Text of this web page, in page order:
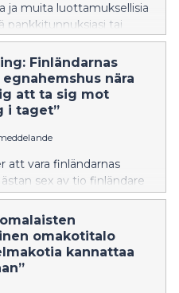
ja muita luottamuksellisia
pankkitunnuksiasi tai
olet saanut linkin
tai pikaviestimissä.
Finländarnas
nära
att ta sig mot
i taget”
att vara finländarnas
sex av tio finländare
ett egnahemshus. Även
mycket plats i
ett lugnt läge och
i finländarnas
expert erbjuder
omakotitalo
kannattaa